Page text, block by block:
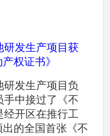
研发生产项目获
权证书》
发生产项目负
手中接过了《不
经开区在推行工
的全国首张《不